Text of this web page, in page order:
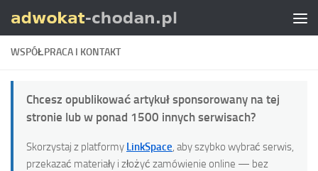
Skip to content
WSPÓŁPRACA I KONTAKT
Chcesz opublikować artykuł sponsorowany na tej
stronie lub w ponad 1500 innych serwisach?
Skorzystaj z platformy LinkSpace, aby szybko wybrać serwis,
przekazać materiały i złożyć zamówienie online — bez